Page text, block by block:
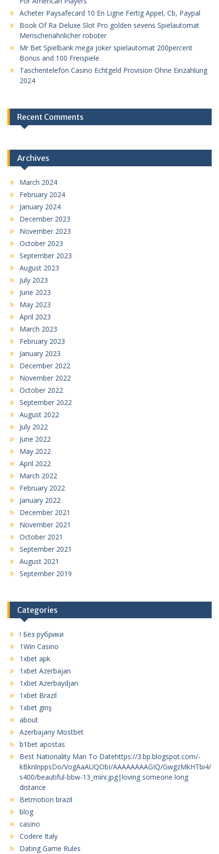
Acheter Paysafecard 10 En Ligne Fertig Appel, Cb, Paypal
Book Of Ra Deluxe Slot Pro golden sevens Spielautomat
Menschenähnlicher roboter
Mr Bet Spielbank mega joker spielautomat 200percent
Bonus and 100 Freispiele
Taschentelefon Casino Echtgeld Provision Ohne Einzahlung
2024
Recent Comments
Archives
March 2024
February 2024
January 2024
December 2023
November 2023
October 2023
September 2023
August 2023
July 2023
June 2023
May 2023
April 2023
March 2023
February 2023
January 2023
December 2022
November 2022
October 2022
September 2022
August 2022
July 2022
June 2022
May 2022
April 2022
March 2022
February 2022
January 2022
December 2021
November 2021
October 2021
September 2021
August 2021
September 2019
Categories
! Без рубрики
1Win Casino
1xbet apk
1xbet Azerbajan
1xbet Azerbaydjan
1xbet Brazil
1xbet giriş
about
Azerbajany Mostbet
b1bet apostas
Best Nationality Man To Datehttps://3.bp.blogspot.com/-
kBknlnppsDo/VogAaAUQObI/AAAAAAAAGIQ/GwgzMkHTbi4/
s400/beautiful-bbw-13_mini.jpg|loving someone long
distance
Betmotion brazil
blog
casino
Codere Italy
Dating Game Rules